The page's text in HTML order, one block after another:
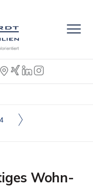
4
Wohn-